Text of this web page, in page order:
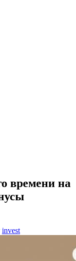
времени на
invest